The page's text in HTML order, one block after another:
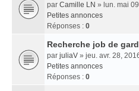
par Camille LN » lun. mai
Petites annonces
Réponses : 0
Recherche job de
par juliaV » jeu. avr. 28,
Petites annonces
Réponses : 0